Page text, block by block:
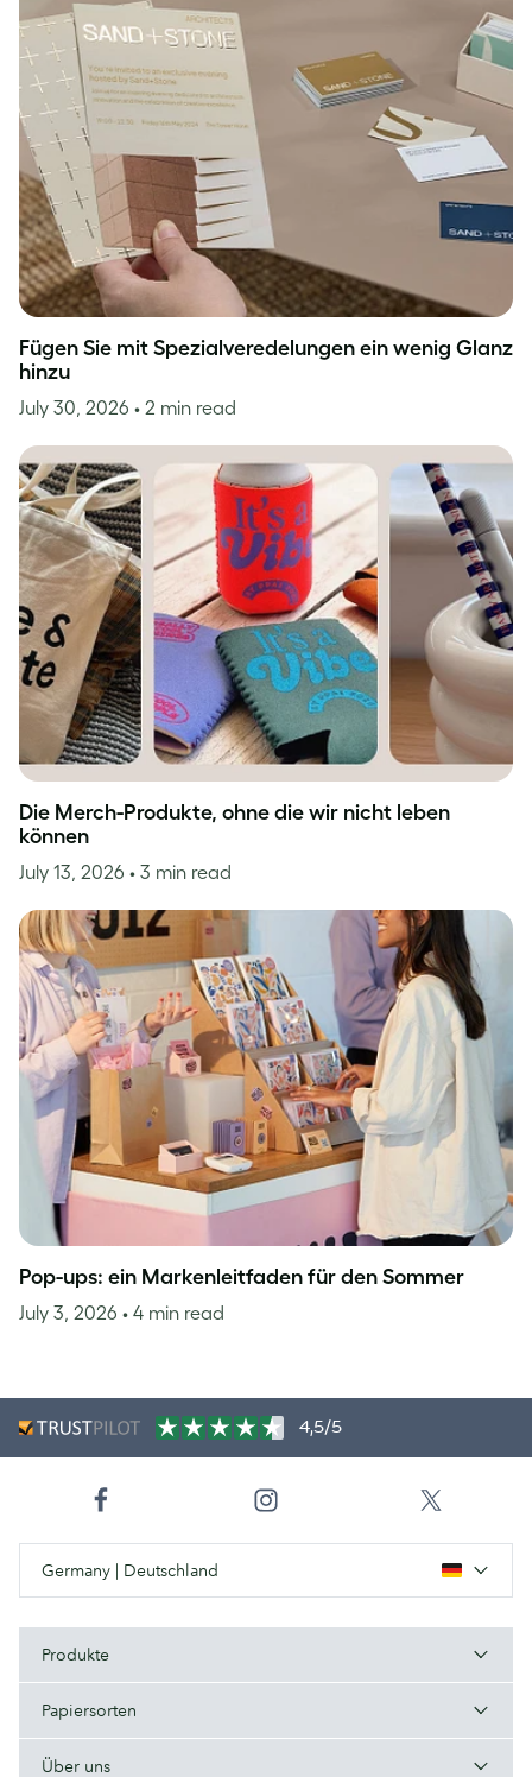
Fügen Sie mit Spezialveredelungen ein wenig Glanz
hinzu
July 30, 2026 • 2 min read
Die Merch-Produkte, ohne die wir nicht leben
können
July 13, 2026 • 3 min read
Pop-ups: ein Markenleitfaden für den Sommer
July 3, 2026 • 4 min read
4,5/5
Germany | Deutschland
Produkte
Papiersorten
Über uns